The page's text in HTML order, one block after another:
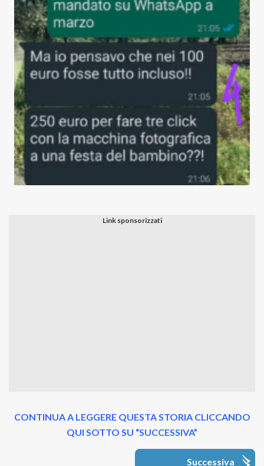
CONTINUA A LEGGERE QUESTA STORIA CLICCANDO
QUI SOTTO SU “SUCCESSIVA”
Successiva